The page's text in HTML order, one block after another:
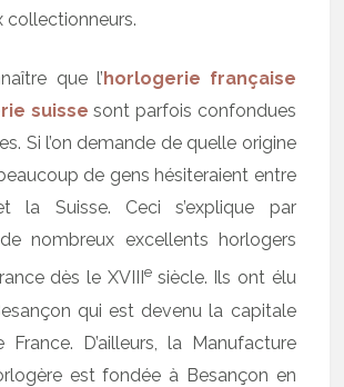
collectionneurs.
que l’ horlogerie française
suisse sont parfois confondues
Si l’on demande de quelle origine
de gens hésiteraient entre
la Suisse. Ceci s’explique par
de nombreux excellents horlogers
dès le XVIII
e siècle. Ils ont élu
qui est devenu la capitale
France. D’ailleurs, la Manufacture
est fondée à Besançon en